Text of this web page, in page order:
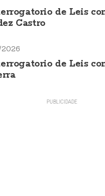
de Leis
Castro
de Leis